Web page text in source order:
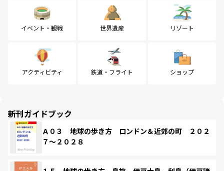
イベント・観戦 世界遺産 リゾート
アクティビティ 鉄道・フライト ショップ
新刊ガイドブック
Ａ０３ 地球の歩き方 ロンドン＆近郊の町 ２０２
７～２０２８